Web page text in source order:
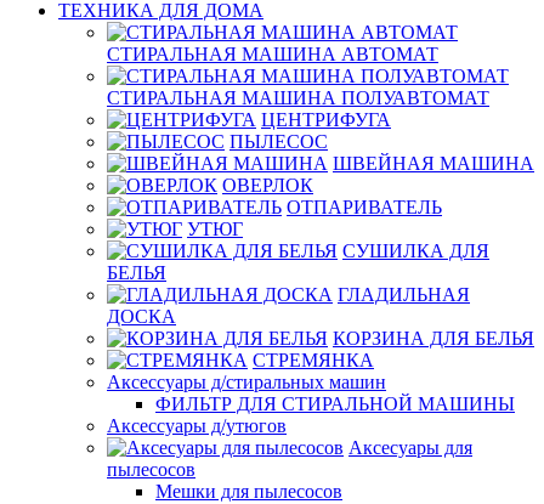
ТЕХНИКА ДЛЯ ДОМА
СТИРАЛЬНАЯ МАШИНА АВТОМАТ
СТИРАЛЬНАЯ МАШИНА ПОЛУАВТОМАТ
ЦЕНТРИФУГА
ПЫЛЕСОС
ШВЕЙНАЯ МАШИНА
ОВЕРЛОК
ОТПАРИВАТЕЛЬ
УТЮГ
СУШИЛКА ДЛЯ
БЕЛЬЯ
ГЛАДИЛЬНАЯ
ДОСКА
КОРЗИНА ДЛЯ БЕЛЬЯ
СТРЕМЯНКА
Аксессуары д/стиральных машин
ФИЛЬТР ДЛЯ СТИРАЛЬНОЙ МАШИНЫ
Аксессуары д/утюгов
Аксесуары для
пылесосов
Мешки для пылесосов